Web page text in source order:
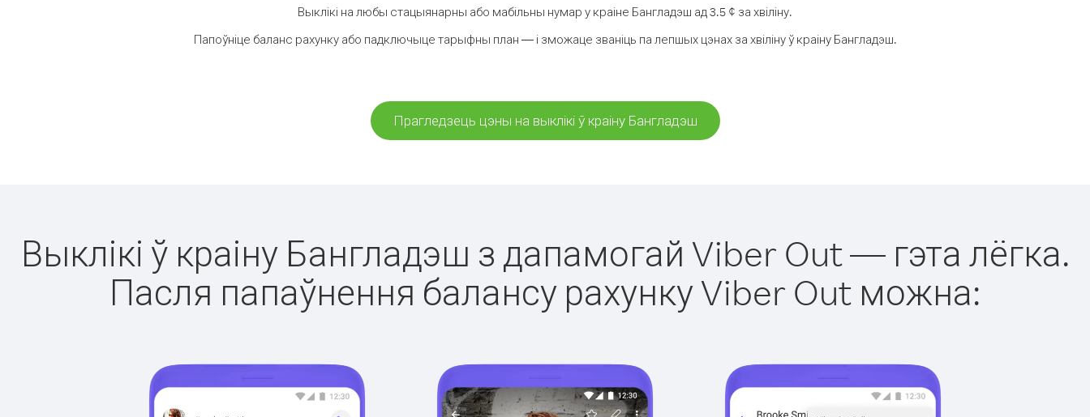
Выклікі на любы стацыянарны або мабільны нумар у краіне Бангладэш ад 3.5 ¢ за хвіліну.
Папоўніце баланс рахунку або падключыце тарыфны план — і зможаце званіць па лепшых цэнах за хвіліну ў краіну Бангладэш.
Прагледзець цэны на выклікі ў краіну Бангладэш
Выклікі ў краіну Бангладэш з дапамогай Viber Out — гэта лёгка.
Пасля папаўнення балансу рахунку Viber Out можна: